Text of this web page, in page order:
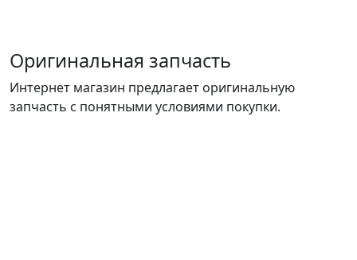
Оригинальная запчасть
Интернет магазин предлагает оригинальную
запчасть с понятными условиями покупки.